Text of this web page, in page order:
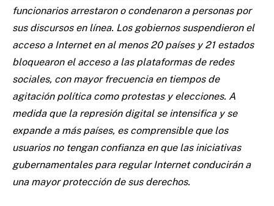
funcionarios arrestaron o condenaron a personas por
sus discursos en línea. Los gobiernos suspendieron el
acceso a Internet en al menos 20 países y 21 estados
bloquearon el acceso a las plataformas de redes
sociales, con mayor frecuencia en tiempos de
agitación política como protestas y elecciones. A
medida que la represión digital se intensifica y se
expande a más países, es comprensible que los
usuarios no tengan confianza en que las iniciativas
gubernamentales para regular Internet conducirán a
una mayor protección de sus derechos.